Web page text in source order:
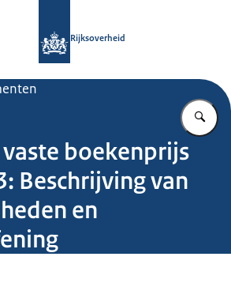
Rijksoverheid
boekenprijs
Beschrijving van
en